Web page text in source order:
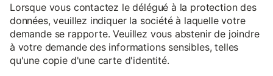
Lorsque vous contactez le délégué à la protection des
données, veuillez indiquer la société à laquelle votre
demande se rapporte. Veuillez vous abstenir de joindre
à votre demande des informations sensibles, telles
qu'une copie d'une carte d'identité.